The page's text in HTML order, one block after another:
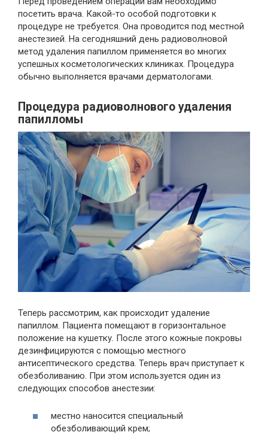
посетить врача. Какой-то особой подготовки к
процедуре не требуется. Она проводится под местной
анестезией. На сегодняшний день радиоволновой
метод удаления папиллом применяется во многих
успешных косметологических клиниках. Процедура
обычно выполняется врачами дерматологами.
Процедура радиоволнового удаления
папилломы
Теперь рассмотрим, как происходит удаление
папиллом. Пациента помещают в горизонтальное
положение на кушетку. После этого кожные покровы
дезинфицируются с помощью местного
антисептического средства. Теперь врач приступает к
обезболиванию. При этом используется один из
следующих способов анестезии:
местно наносится специальный
обезболивающий крем;